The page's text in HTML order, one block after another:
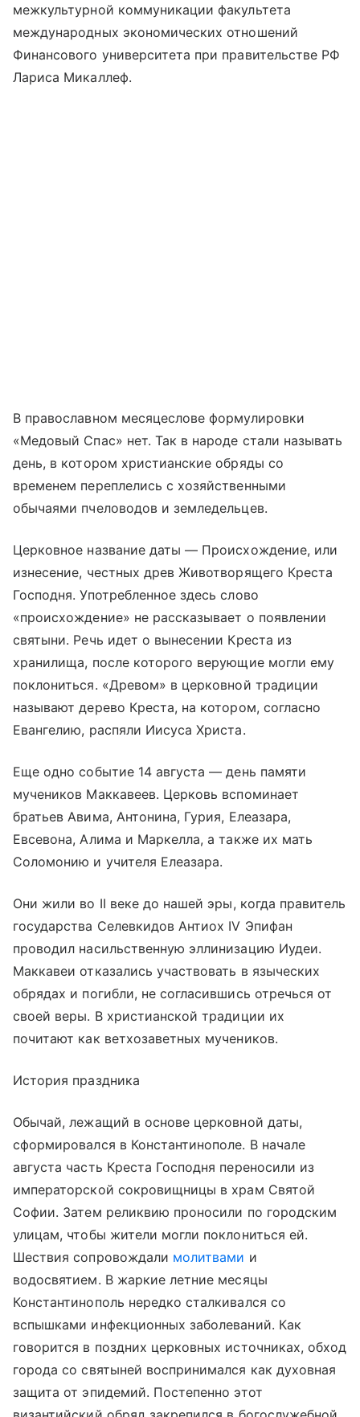
межкультурной коммуникации факультета
международных экономических отношений
Финансового университета при правительстве РФ
Лариса Микаллеф.
В православном месяцеслове формулировки
«Медовый Спас» нет. Так в народе стали называть
день, в котором христианские обряды со
временем переплелись с хозяйственными
обычаями пчеловодов и земледельцев.
Церковное название даты — Происхождение, или
изнесение, честных древ Животворящего Креста
Господня. Употребленное здесь слово
«происхождение» не рассказывает о появлении
святыни. Речь идет о вынесении Креста из
хранилища, после которого верующие могли ему
поклониться. «Древом» в церковной традиции
называют дерево Креста, на котором, согласно
Евангелию, распяли Иисуса Христа.
Еще одно событие 14 августа — день памяти
мучеников Маккавеев. Церковь вспоминает
братьев Авима, Антонина, Гурия, Елеазара,
Евсевона, Алима и Маркелла, а также их мать
Соломонию и учителя Елеазара.
Они жили во II веке до нашей эры, когда правитель
государства Селевкидов Антиох IV Эпифан
проводил насильственную эллинизацию Иудеи.
Маккавеи отказались участвовать в языческих
обрядах и погибли, не согласившись отречься от
своей веры. В христианской традиции их
почитают как ветхозаветных мучеников.
История праздника
Обычай, лежащий в основе церковной даты,
сформировался в Константинополе. В начале
августа часть Креста Господня переносили из
императорской сокровищницы в храм Святой
Софии. Затем реликвию проносили по городским
улицам, чтобы жители могли поклониться ей.
Шествия сопровождали молитвами и
водосвятием. В жаркие летние месяцы
Константинополь нередко сталкивался со
вспышками инфекционных заболеваний. Как
говорится в поздних церковных источниках, обход
города со святыней воспринимался как духовная
защита от эпидемий. Постепенно этот